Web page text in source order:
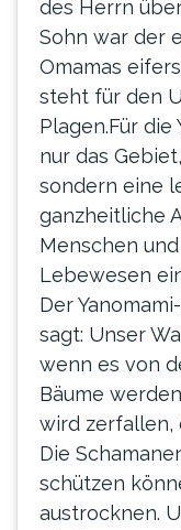
des Herrn
Sohn war der
Omamas
steht für den
Plagen.Für
nur das
sondern eine
ganzheitliche
Menschen
Lebewesen
Der
sagt: Unser
wenn es von
Bäume
wird zerfallen,
Die
schützen
austrocknen.